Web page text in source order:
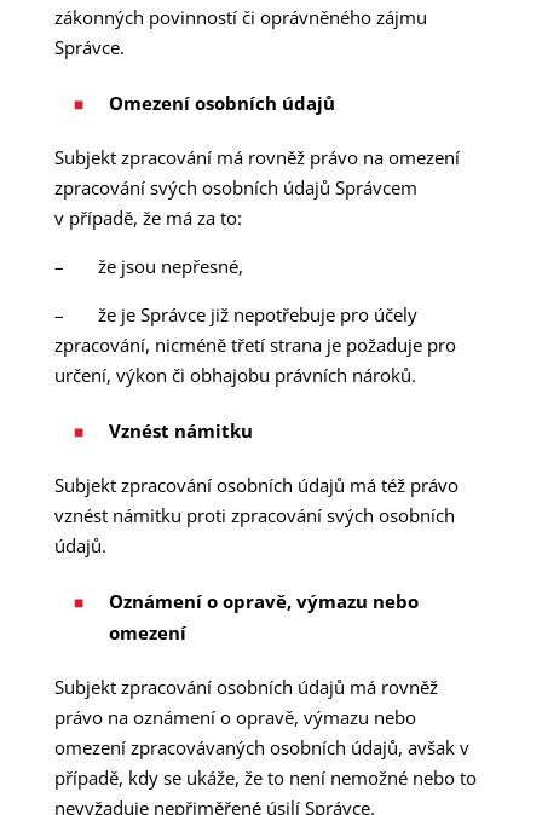
zákonných povinností či oprávněného zájmu
Správce.
Omezení osobních údajů
Subjekt zpracování má rovněž právo na omezení
zpracování svých osobních údajů Správcem
v případě, že má za to:
– že jsou nepřesné,
– že je Správce již nepotřebuje pro účely
zpracování, nicméně třetí strana je požaduje pro
určení, výkon či obhajobu právních nároků.
Vznést námitku
Subjekt zpracování osobních údajů má též právo
vznést námitku proti zpracování svých osobních
údajů.
Oznámení o opravě, výmazu nebo
omezení
Subjekt zpracování osobních údajů má rovněž
právo na oznámení o opravě, výmazu nebo
omezení zpracovávaných osobních údajů, avšak v
případě, kdy se ukáže, že to není nemožné nebo to
nevyžaduje nepřiměřené úsilí Správce.